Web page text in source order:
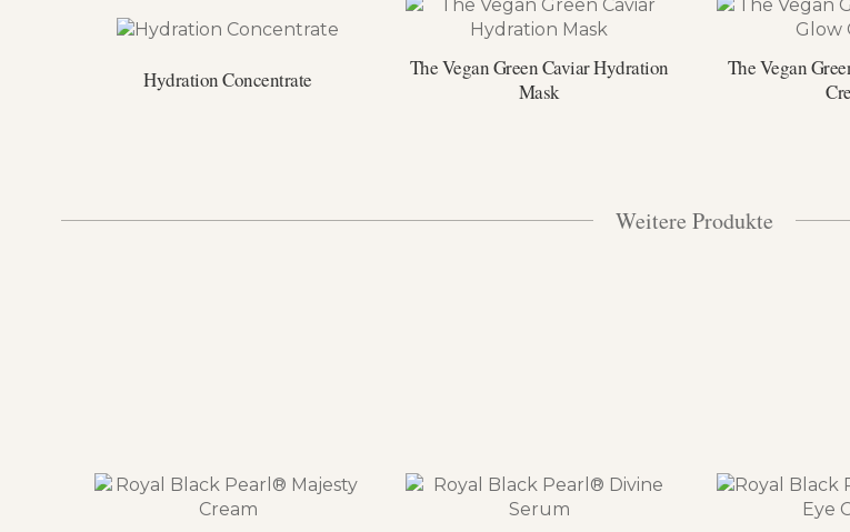
Hydration Concentrate
The Vegan Green Caviar Hydration
Mask
The Vegan
Weitere Produkte